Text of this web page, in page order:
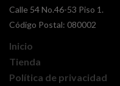
Calle 54 No.46-53 Piso 1.
Código Postal: 080002
Inicio
Tienda
Política de privacidad